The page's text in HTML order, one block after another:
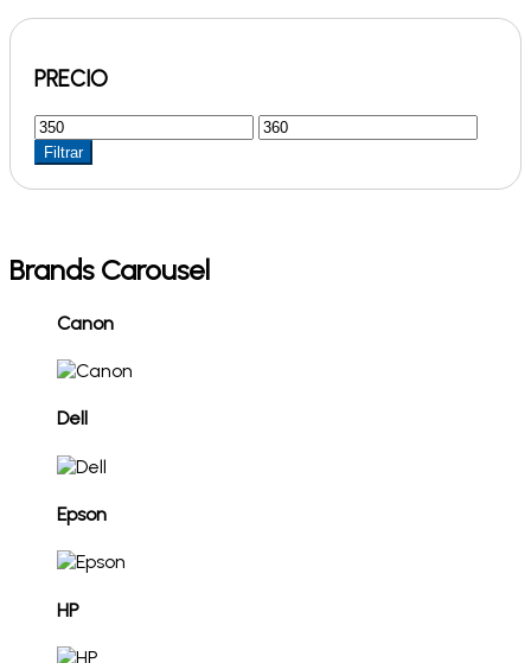
PRECIO
Precio
mínimo
Precio
máximo
Filtrar
Brands Carousel
Canon
Dell
Epson
HP